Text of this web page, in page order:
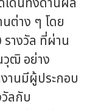
ต่าง ๆ โดย
างวัล ที่ผ่าน
ฒิ อย่าง
านมีผู้ประกอบ
ลกับ